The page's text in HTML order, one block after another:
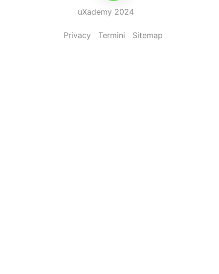
uXademy 2024
Privacy Termini Sitemap